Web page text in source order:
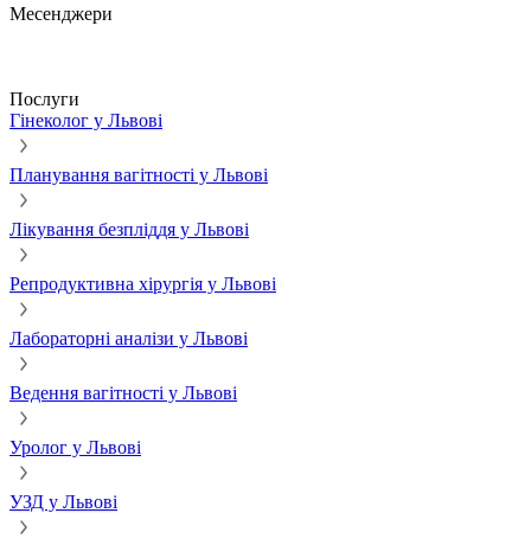
Месенджери
Послуги
Гінеколог у Львові
Планування вагітності у Львові
Лікування безпліддя у Львові
Репродуктивна хірургія у Львові
Лабораторні аналізи у Львові
Ведення вагітності у Львові
Уролог у Львові
УЗД у Львові